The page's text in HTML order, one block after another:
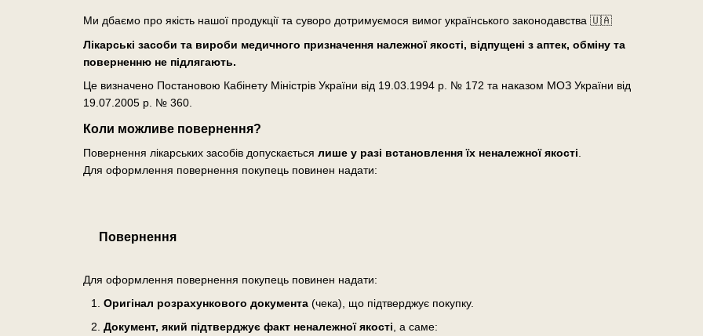
Ми дбаємо про якість нашої продукції та суворо дотримуємося вимог українського законодавства 🇺🇦
Лікарські засоби та вироби медичного призначення належної якості, відпущені з аптек, обміну та
поверненню не підлягають.
Це визначено Постановою Кабінету Міністрів України від 19.03.1994 р. № 172 та наказом МОЗ України від
19.07.2005 р. № 360.
Коли можливе повернення?
Повернення лікарських засобів допускається лише у разі встановлення їх неналежної якості.
Для оформлення повернення покупець повинен надати:
Повернення
Для оформлення повернення покупець повинен надати:
Оригінал розрахункового документа(чека), що підтверджує покупку.
Документ, який підтверджує факт неналежної якості, а саме: